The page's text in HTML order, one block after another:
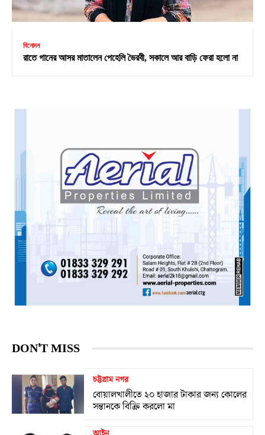
বিনোদন
রাতে গানের আসর মাতালেন পেহেলি ভৈরবী, সকালে আর বাড়ি ফেরা হলো না
DON'T MISS
চট্টগ্রাম নগর
বোয়ালখালীতে ২০ হাজার টাকার জন্য কোলের
সন্তানকে বিক্রি করলো মা